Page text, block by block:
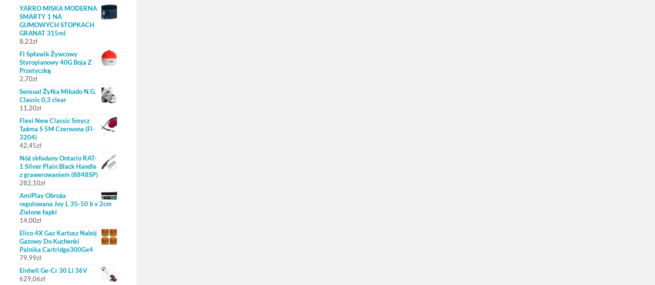
YARRO MISKA MODERNA
SMARTY 1 NA
GUMOWYCH STOPKACH
GRANAT 315ml
8,23zł
Fl Spławik Żywcowy
Styropianowy 40G Boja Z
Przetyczką
2,70zł
Sensual Żyłka Mikado N.G.
Classic 0,3 clear
11,20zł
Flexi New Classic Smycz
Taśma S 5M Czerwona (Fl-
3204)
42,45zł
Nóż składany Ontario RAT-
1 Silver Plain Black Handle
z grawerowaniem (8848SP)
282,10zł
AmiPlay Obroża
regulowana Joy L 35-50 b x 2cm
Zielone łapki
14,00zł
Elico 4X Gaz Kartusz Nabój
Gazowy Do Kuchenki
Palnika Cartridge300Gx4
79,99zł
Einhell Ge-Cr 30 Li 36V
629,06zł